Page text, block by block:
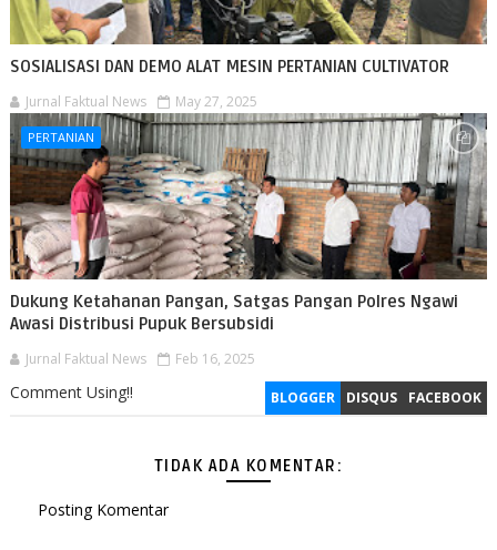
SOSIALISASI DAN DEMO ALAT MESIN PERTANIAN CULTIVATOR
Jurnal Faktual News May 27, 2025
PERTANIAN
Dukung Ketahanan Pangan, Satgas Pangan Polres Ngawi
Awasi Distribusi Pupuk Bersubsidi
Jurnal Faktual News Feb 16, 2025
BLOGGER DISQUS FACEBOOK
Comment Using!!
TIDAK ADA KOMENTAR:
Posting Komentar